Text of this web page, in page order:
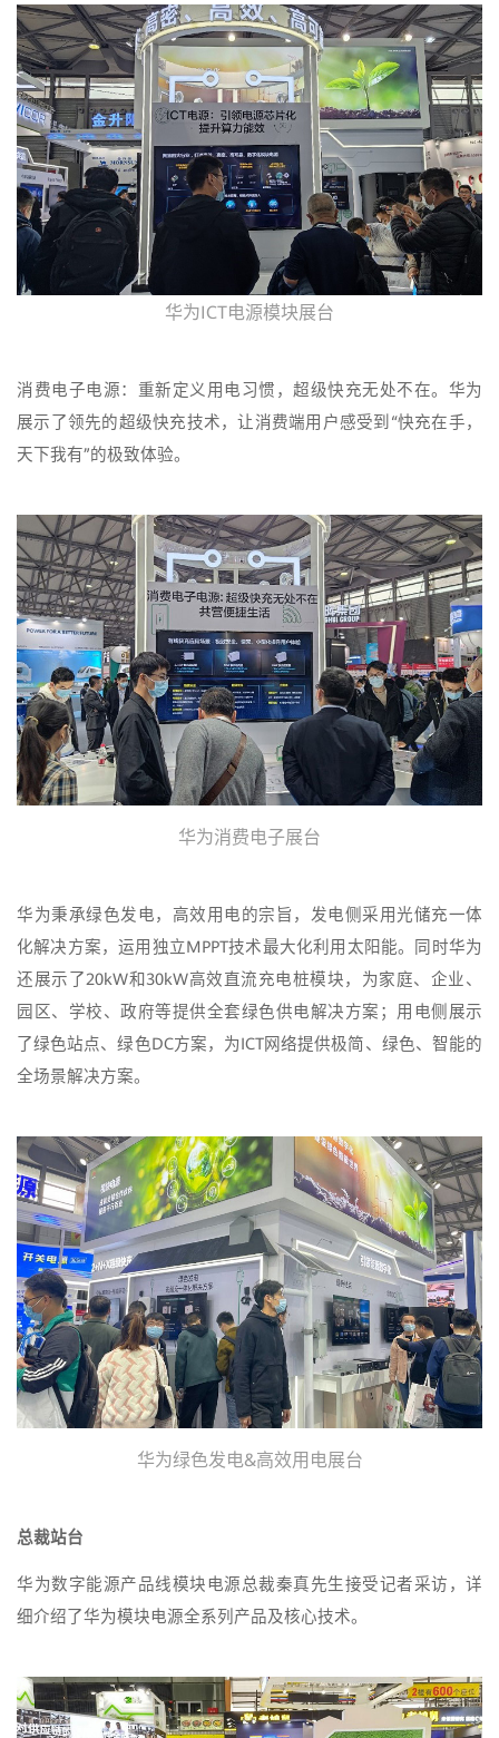
华为ICT电源模块展台
消费电子电源：重新定义用电习惯，超级快充无处不在。华为
展示了领先的超级快充技术，让消费端用户感受到“快充在手，
天下我有”的极致体验。
华为消费电子展台
华为秉承绿色发电，高效用电的宗旨，发电侧采用光储充一体
化解决方案，运用独立MPPT技术最大化利用太阳能。同时华为
还展示了20kW和30kW高效直流充电桩模块，为家庭、企业、
园区、学校、政府等提供全套绿色供电解决方案；用电侧展示
了绿色站点、绿色DC方案，为ICT网络提供极简、绿色、智能的
全场景解决方案。
华为绿色发电&高效用电展台
总裁站台
华为数字能源产品线模块电源总裁秦真先生接受记者采访，详
细介绍了华为模块电源全系列产品及核心技术。